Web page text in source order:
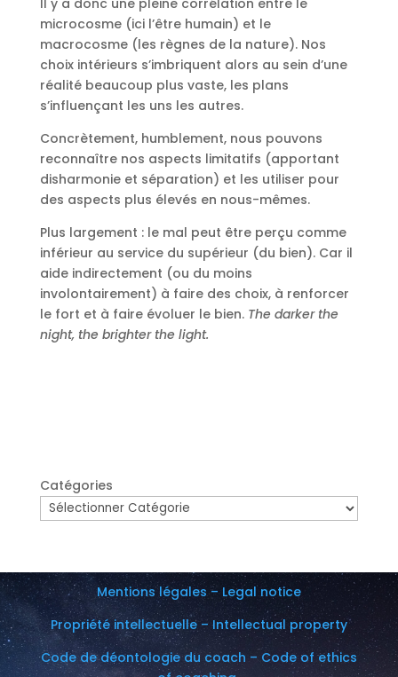
microcosme (ici l’être humain) et le
macrocosme (les règnes de la nature). Nos
choix intérieurs s’imbriquent alors au sein d’une
réalité beaucoup plus vaste, les plans
s’influençant les uns les autres.
Concrètement, humblement, nous pouvons
reconnaître nos aspects limitatifs (apportant
disharmonie et séparation) et les utiliser pour
des aspects plus élevés en nous-mêmes.
Plus largement : le mal peut être perçu comme
inférieur au service du supérieur (du bien). Car il
aide indirectement (ou du moins
involontairement) à faire des choix, à renforcer
le fort et à faire évoluer le bien. The darker the
night, the brighter the light.
Catégories
Mentions légales – Legal notice
Propriété intellectuelle – Intellectual property
Code de déontologie du coach – Code of ethics